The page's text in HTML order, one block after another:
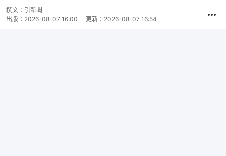
撰文： 引新聞
出版： 2026-08-07 16:00 更新： 2026-08-07 16:54